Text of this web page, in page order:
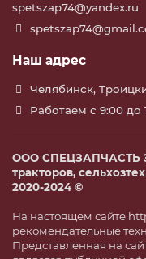
spetszap74@yandex.ru
Наш адрес
Челябинск,
Работаем с 9:00 до
ООО СПЕЦЗАПЧАСТЬ
тракторов,
2020-2024 ©
На настоящем сайте
рекомендательные
Представленная на